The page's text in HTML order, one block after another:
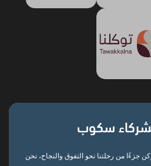
سكوب
جزءًا من رحلتنا نحو التفوق والنجاح، نحن